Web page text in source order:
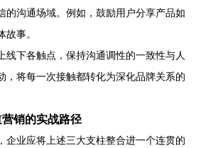
的沟通场域。例如，鼓励用户分享产品如
事。
线下各触点，保持沟通调性的一致性与人
，将每一次接触都转化为深化品牌关系的
销的实战路径
企业应将上述三大支柱整合进一个连贯的